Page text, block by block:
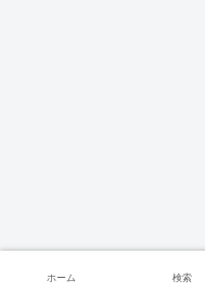
ホーム 検索